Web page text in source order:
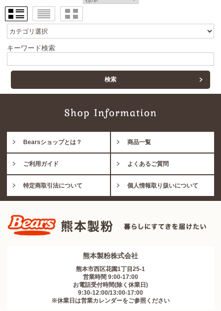
キーワード検索
Bearsショップとは？ 商品一覧
ご利用ガイド よくあるご質問
特定商取引法について 個人情報取り扱いについて
熊本製粉株式会社
熊本市西区花園1丁目25-1
営業時間 9:00-17:00
お電話受付時間(除く休業日)
9:30-12:00/13:00-17:00
※休業日は営業カレンダーをご参照ください